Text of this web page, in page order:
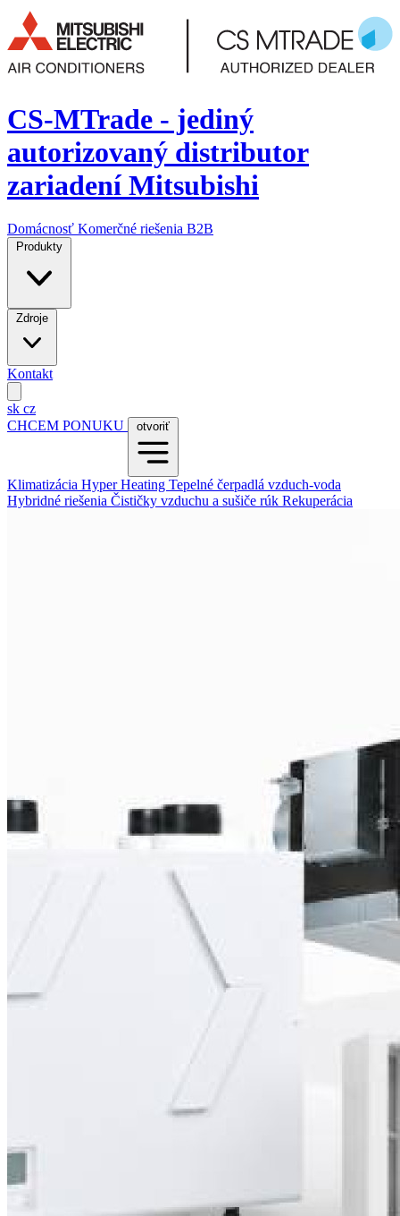
CS-MTrade - jediný
autorizovaný distributor
zariadení Mitsubishi
Domácnosť Komerčné riešenia B2B
Produkty
Zdroje
Kontakt
sk cz
CHCEM PONUKU
otvoriť
Klimatizácia Hyper Heating Tepelné čerpadlá vzduch-voda
Hybridné riešenia Čističky vzduchu a sušiče rúk Rekuperácia